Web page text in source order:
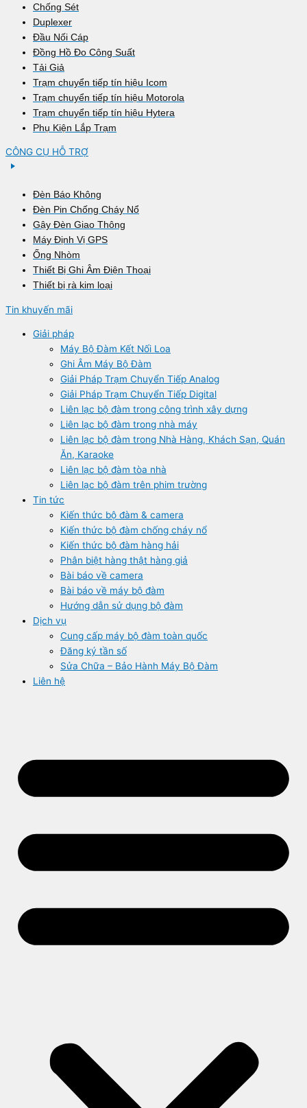
Chống Sét
Duplexer
Đầu Nối Cáp
Đồng Hồ Đo Công Suất
Tải Giả
Trạm chuyển tiếp tín hiệu Icom
Trạm chuyển tiếp tín hiệu Motorola
Trạm chuyển tiếp tín hiệu Hytera
Phụ Kiện Lắp Trạm
CÔNG CỤ HỖ TRỢ
Đèn Báo Không
Đèn Pin Chống Cháy Nổ
Gậy Đèn Giao Thông
Máy Định Vị GPS
Ống Nhòm
Thiết Bị Ghi Âm Điện Thoại
Thiết bị rà kim loại
Tin khuyến mãi
Giải pháp
Máy Bộ Đàm Kết Nối Loa
Ghi Âm Máy Bộ Đàm
Giải Pháp Trạm Chuyển Tiếp Analog
Giải Pháp Trạm Chuyển Tiếp Digital
Liên lạc bộ đàm trong công trình xây dựng
Liên lạc bộ đàm trong nhà máy
Liên lạc bộ đàm trong Nhà Hàng, Khách Sạn, Quán
Ăn, Karaoke
Liên lạc bộ đàm tòa nhà
Liên lạc bộ đàm trên phim trường
Tin tức
Kiến thức bộ đàm & camera
Kiến thức bộ đàm chống cháy nổ
Kiến thức bộ đàm hàng hải
Phân biệt hàng thật hàng giả
Bài báo về camera
Bài báo về máy bộ đàm
Hướng dẫn sử dụng bộ đàm
Dịch vụ
Cung cấp máy bộ đàm toàn quốc
Đăng ký tần số
Sửa Chữa – Bảo Hành Máy Bộ Đàm
Liên hệ